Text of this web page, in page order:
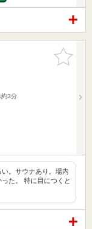
お気に入
りに追加
約3分
。サウナあり。場内
た。 特に目につくと